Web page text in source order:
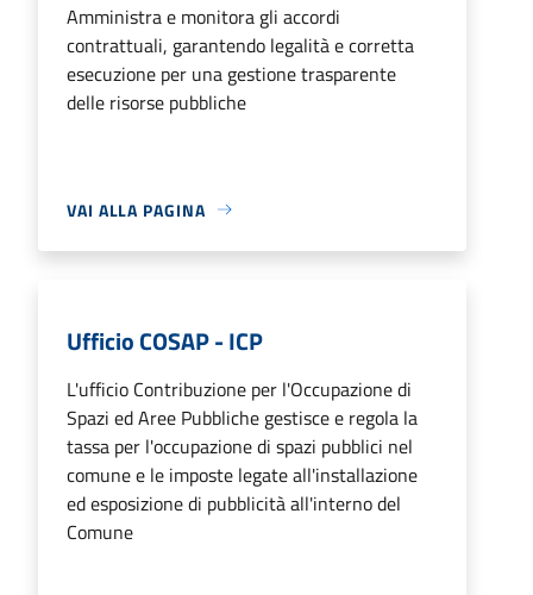
Amministra e monitora gli accordi
contrattuali, garantendo legalità e corretta
esecuzione per una gestione trasparente
delle risorse pubbliche
VAI ALLA PAGINA
Ufficio COSAP - ICP
L'ufficio Contribuzione per l'Occupazione di
Spazi ed Aree Pubbliche gestisce e regola la
tassa per l'occupazione di spazi pubblici nel
comune e le imposte legate all'installazione
ed esposizione di pubblicità all'interno del
Comune